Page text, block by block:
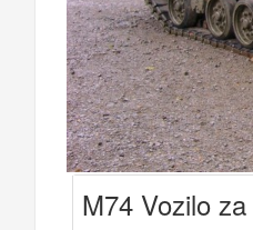
M74 Vozilo